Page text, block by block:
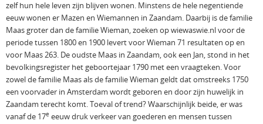
zelf hun hele leven zijn blijven wonen. Minstens de hele negentiende
eeuw wonen er Mazen en Wiemannen in Zaandam. Daarbij is de familie
Maas groter dan de familie Wieman, zoeken op wiewaswie.nl voor de
periode tussen 1800 en 1900 levert voor Wieman 71 resultaten op en
voor Maas 263. De oudste Maas in Zaandam, ook een Jan, stond in het
bevolkingsregister het geboortejaar 1790 met een vraagteken. Voor
zowel de familie Maas als de familie Wieman geldt dat omstreeks 1750
een voorvader in Amsterdam wordt geboren en door zijn huwelijk in
Zaandam terecht komt. Toeval of trend? Waarschijnlijk beide, er was
vanaf de 17e eeuw druk verkeer van goederen en mensen tussen